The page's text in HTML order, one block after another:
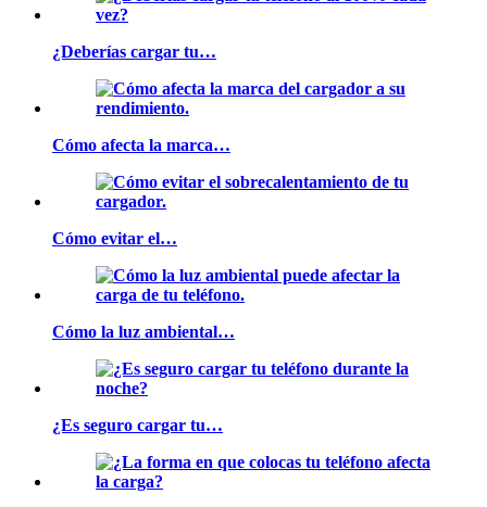
¿Deberías cargar tu…
Cómo afecta la marca…
Cómo evitar el…
Cómo la luz ambiental…
¿Es seguro cargar tu…